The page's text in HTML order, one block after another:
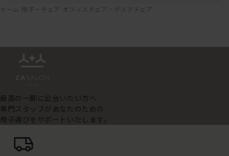
ホーム 椅子・チェア オフィスチェア・デスクチェア
最高の一脚に出会いたい方へ
専門スタッフがあなたのための
椅子選びをサポートいたします。